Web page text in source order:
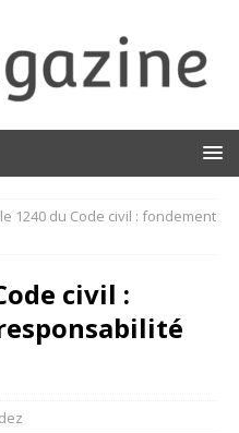
1240 du Code civil : fondement
civil :